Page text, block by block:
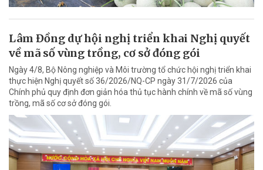
Lâm Đồng dự hội nghị triển khai Nghị quyết
về mã số vùng trồng, cơ sở đóng gói
Ngày 4/8, Bộ Nông nghiệp và Môi trường tổ chức hội nghị triển khai
thực hiện Nghị quyết số 36/2026/NQ-CP ngày 31/7/2026 của
Chính phủ quy định đơn giản hóa thủ tục hành chính về mã số vùng
trồng, mã số cơ sở đóng gói.